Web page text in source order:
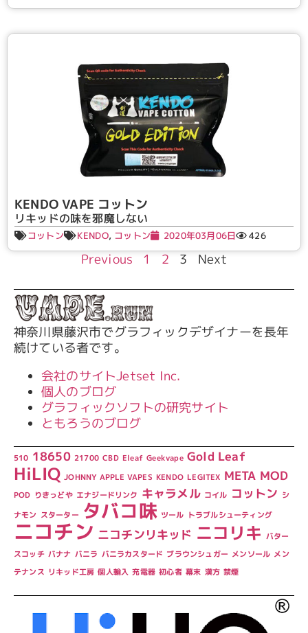
KENDO VAPE コットン
リキッドの味を邪魔しない
コットン KENDO, コットン 2020年03月06日 426
Previous 1 2 3 Next
神奈川県藤沢市でグラフィックデザイナーを長年
続けている者です。
会社のサイトJetset Inc.
個人のブログ
グラフィックソフトの研究サイト
ともろうのブログ
510 18650 21700 CBD Eleaf Geekvape Gold Leaf
HiLIQ JOHNNY APPLE VAPES KENDO LEGITEX META MOD
POD りきっどや エナジードリンク キャラメル コイル コットン シ
ナモン スターター タバコ味 ツール トラブルシューティング
ニコチン ニコチンリキッド ニコリキ バター
スコッチ バナナ バニラ バニラカスタード ブラウンシュガー メンソール メン
テナンス リキッド工房 個人輸入 充電器 初心者 幕末 漢方 禁煙